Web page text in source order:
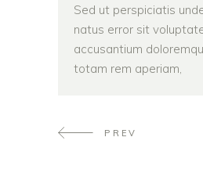
Sed ut perspiciatis
natus error sit
accusantium
totam rem aperiam,
PREV